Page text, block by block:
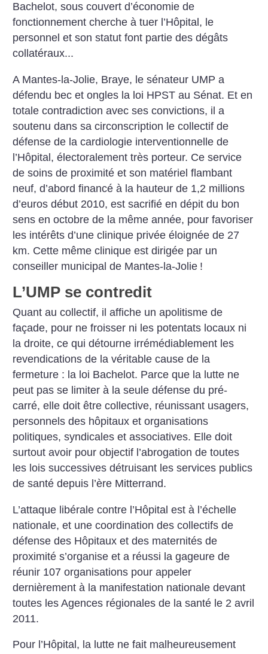
Bachelot, sous couvert d’économie de
fonctionnement cherche à tuer l’Hôpital, le
personnel et son statut font partie des dégâts
collatéraux...
A Mantes-la-Jolie, Braye, le sénateur UMP a
défendu bec et ongles la loi HPST au Sénat. Et en
totale contradiction avec ses convictions, il a
soutenu dans sa circonscription le collectif de
défense de la cardiologie interventionnelle de
l’Hôpital, électoralement très porteur. Ce service
de soins de proximité et son matériel flambant
neuf, d’abord financé à la hauteur de 1,2 millions
d’euros début 2010, est sacrifié en dépit du bon
sens en octobre de la même année, pour favoriser
les intérêts d’une clinique privée éloignée de 27
km. Cette même clinique est dirigée par un
conseiller municipal de Mantes-la-Jolie !
L’UMP se contredit
Quant au collectif, il affiche un apolitisme de
façade, pour ne froisser ni les potentats locaux ni
la droite, ce qui détourne irrémédiablement les
revendications de la véritable cause de la
fermeture : la loi Bachelot. Parce que la lutte ne
peut pas se limiter à la seule défense du pré-
carré, elle doit être collective, réunissant usagers,
personnels des hôpitaux et organisations
politiques, syndicales et associatives. Elle doit
surtout avoir pour objectif l’abrogation de toutes
les lois successives détruisant les services publics
de santé depuis l’ère Mitterrand.
L’attaque libérale contre l’Hôpital est à l’échelle
nationale, et une coordination des collectifs de
défense des Hôpitaux et des maternités de
proximité s’organise et a réussi la gageure de
réunir 107 organisations pour appeler
dernièrement à la manifestation nationale devant
toutes les Agences régionales de la santé le 2 avril
2011.
Pour l’Hôpital, la lutte ne fait malheureusement